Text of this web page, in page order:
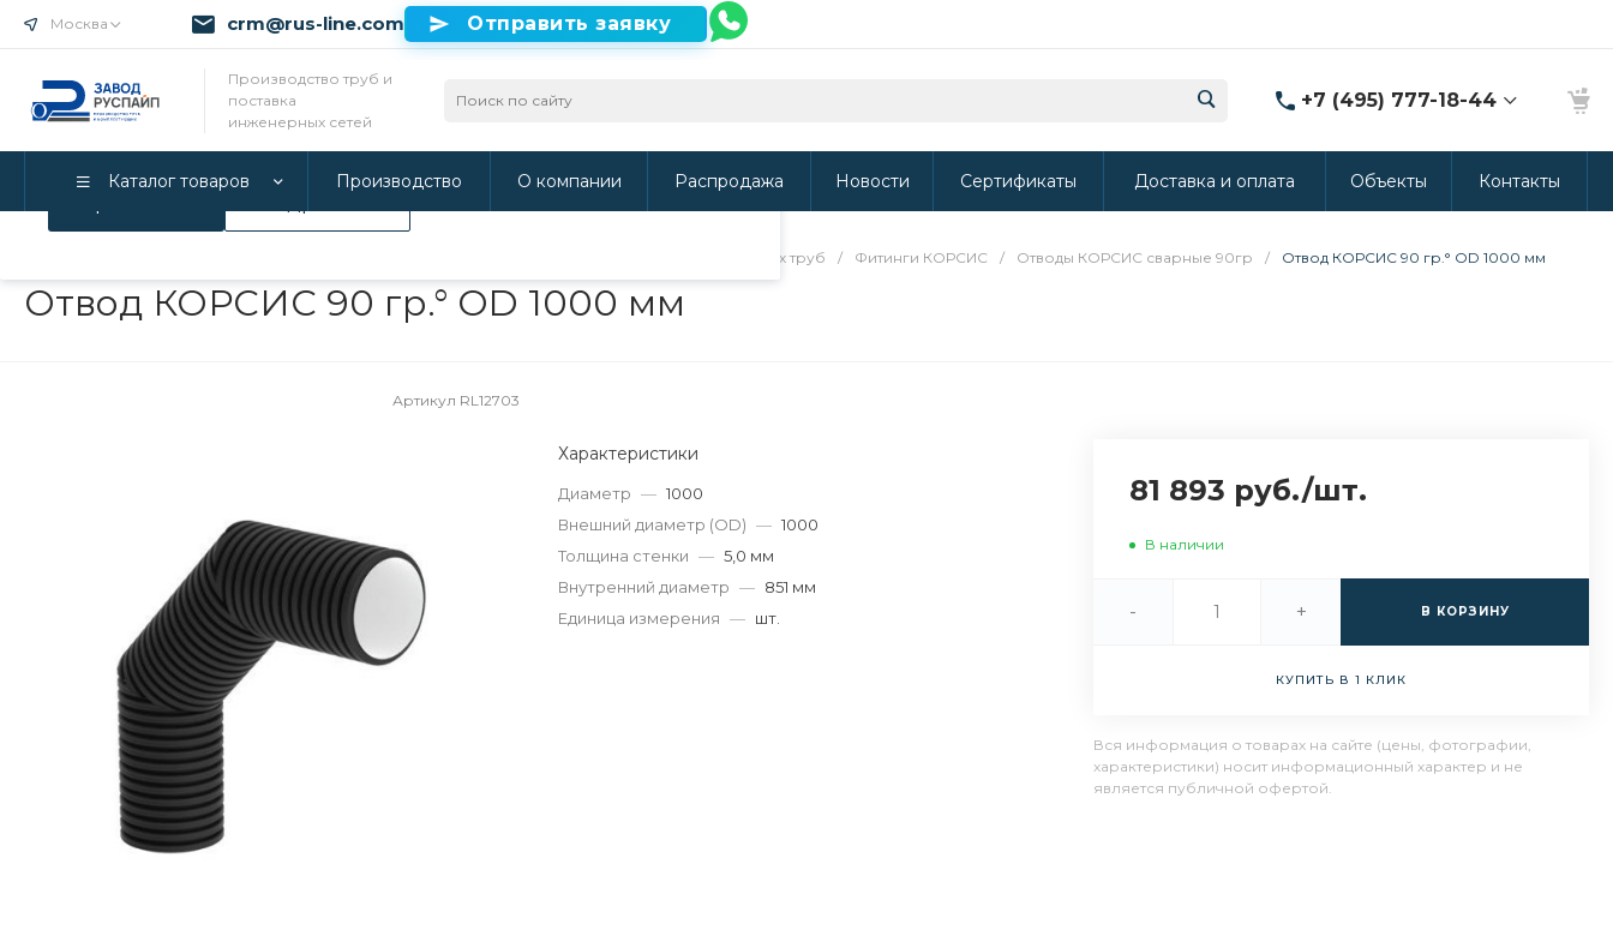
Мы используем Cookie. Если вы продолжаете использовать наш сайт, то
Политикой конфиденциальности
Москва crm@rus-line.com Отправить заявку
Производство труб и
поставка
инженерных сетей
+7 (495) 777-18-44
8 (986) 314-94-49
Промышленная 15
8:30-20:00
Каталог товаров Производство О компании Распродажа Новости Сертификаты Доставка и оплата Объекты Контакты
Фитинги для гофрированных труб / Фитинги КОРСИС / Отводы КОРСИС сварные 90гр / Отвод КОРСИС 90 гр.° OD 1000 мм
Отвод КОРСИС 90 гр.° OD 1000 мм
Артикул RL12703
Характеристики
Диаметр — 1000
Внешний диаметр (OD) — 1000
Толщина стенки — 5,0 мм
Внутренний диаметр — 851 мм
Единица измерения — шт.
81 893 руб./шт.
В наличии
- + В КОРЗИНУ
КУПИТЬ В 1 КЛИК
Вся информация о товарах на сайте (цены, фотографии,
характеристики) носит информационный характер и не
является публичной офертой.